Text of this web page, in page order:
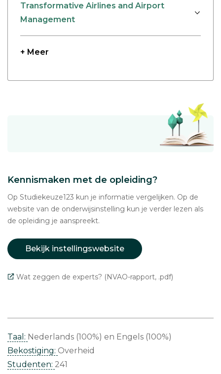
Transformative Airlines and Airport
Management
+ Meer
Kennismaken met de opleiding?
Op Studiekeuze123 kun je informatie vergelijken. Op de
website van de onderwijsinstelling kun je verder lezen als
de opleiding je aanspreekt.
Bekijk instellingswebsite
Wat zeggen de experts? (NVAO-rapport, .pdf)
Taal: Nederlands (100%)
Engels (100%)
Bekostiging: Overheid
Studenten: 241